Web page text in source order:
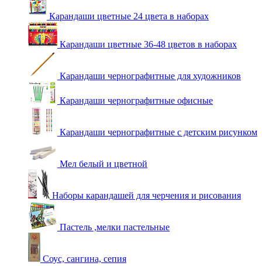
Карандаши цветные 24 цвета в наборах
Карандаши цветные 36-48 цветов в наборах
Карандаши чернографитные для художников
Карандаши чернографитные офисные
Карандаши чернографитные с детским рисунком
Мел белый и цветной
Наборы карандашей для черчения и рисования
Пастель ,мелки пастельные
Соус, сангина, сепия